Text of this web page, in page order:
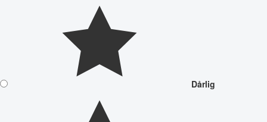
Dårlig